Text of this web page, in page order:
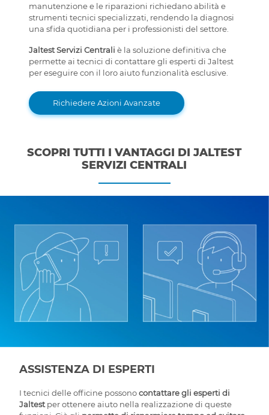
manutenzione e le riparazioni richiedano abilità e
strumenti tecnici specializzati, rendendo la diagnosi
una sfida quotidiana per i professionisti del settore.
Jaltest Servizi Centrali è la soluzione definitiva che
permette ai tecnici di contattare gli esperti di Jaltest
per eseguire con il loro aiuto funzionalità esclusive.
Richiedere Azioni Avanzate
SCOPRI TUTTI I VANTAGGI DI JALTEST
SERVIZI CENTRALI
ASSISTENZA DI ESPERTI
I tecnici delle officine possonocontattare gli esperti di
Jaltest per ottenere aiuto nella realizzazione di queste